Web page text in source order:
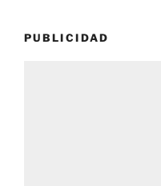
PUBLICIDAD